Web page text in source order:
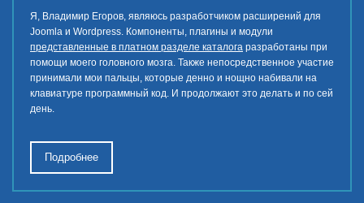
Я, Владимир Егоров, являюсь разработчиком расширений для
Joomla и Wordpress. Компоненты, плагины и модули
представленные в платном разделе каталога разработаны при
помощи моего головного мозга. Также непосредственное участие
принимали мои пальцы, которые денно и нощно набивали на
клавиатуре программный код. И продолжают это делать и по сей
день.
Подробнее